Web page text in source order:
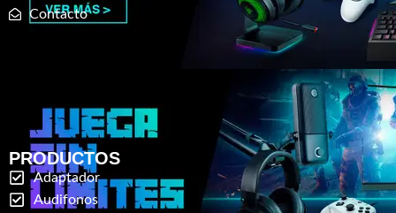
Contacto
PRODUCTOS
Adaptador
Audifonos